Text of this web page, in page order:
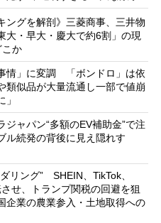
ングを解剖》三菱商事、三井物
大・早大・慶大で約6割」の現
か
情」に変調 「ボンドロ」は依
類似品が大量流通し一部で値崩
ジャパン“多額のEV補助金”で注
続発の背後に見え隠れす
リング” SHEIN、TikTok、
せ、トランプ関税の回避を狙
業の農業参入・土地取得への